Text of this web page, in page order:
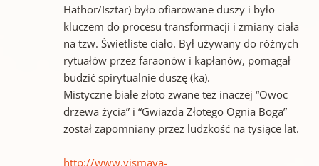
Hathor/Isztar) było ofiarowane duszy i było
kluczem do procesu transformacji i zmiany ciała
na tzw. Świetliste ciało. Był używany do różnych
rytuałów przez faraonów i kapłanów, pomagał
budzić spirytualnie duszę (ka).
Mistyczne białe złoto zwane też inaczej “Owoc
drzewa życia” i “Gwiazda Złotego Ognia Boga”
został zapomniany przez ludzkość na tysiące lat.
http://www.vismaya-